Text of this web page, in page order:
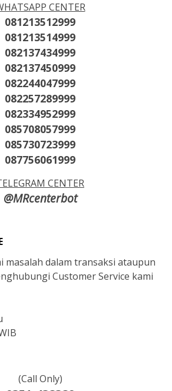
CENTER
081213512999
081213514999
082137434999
082137450999
082244047999
082257289999
082334952999
085708057999
085730723999
087756061999
CENTER
@MRcenterbot
masalah dalam transaksi ataupun
Customer Service kami
(Call Only)